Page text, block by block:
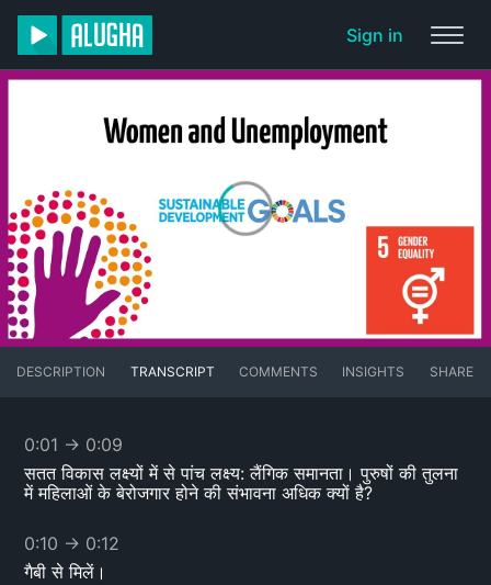
Sign in
DESCRIPTION TRANSCRIPT COMMENTS INSIGHTS SHARE
0:01 → 0:09
सतत विकास लक्ष्यों में से पांच लक्ष्य: लैंगिक समानता। पुरुषों की तुलना
में महिलाओं के बेरोजगार होने की संभावना अधिक क्यों है?
0:10 → 0:12
गैबी से मिलें।